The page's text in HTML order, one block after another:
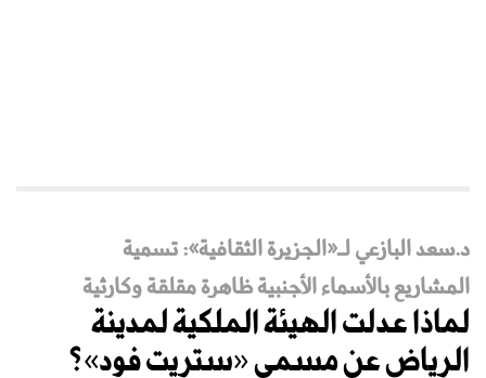
د.سعد البازعي لـ«الجزيرة الثقافية»: تسمية
المشاريع بالأسماء الأجنبية ظاهرة مقلقة وكارثية
لماذا عدلت الهيئة الملكية لمدينة
الرياض عن مسمى «ستريت فود»؟